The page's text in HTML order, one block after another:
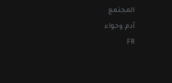
المجتمع
آدم وحواء
FR